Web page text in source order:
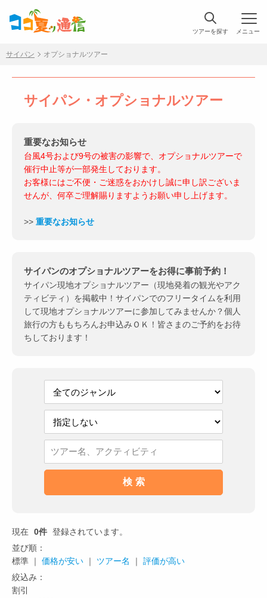
ツアーを探す
サイパン オプショナルツアー
サイパン・オプショナルツアー
重要なお知らせ
台風4号および9号の被害の影響で、オプショナルツアーで
催行中止等が一部発生しております。
お客様にはご不便・ご迷惑をおかけし誠に申し訳ございま
せんが、何卒ご理解賜りますようお願い申し上げます。
>> 重要なお知らせ
サイパンのオプショナルツアーをお得に事前予約！
サイパン現地オプショナルツアー（現地発着の観光やアク
ティビティ）を掲載中！サイパンでのフリータイムを利用
して現地オプショナルツアーに参加してみませんか？個人
旅行の方ももちろんお申込みＯＫ！皆さまのご予約をお待
ちしております！
現在 0件 登録されています。
並び順：
標準 ｜ 価格が安い ｜ ツアー名 ｜ 評価が高い
絞込み：
割引
メニュー